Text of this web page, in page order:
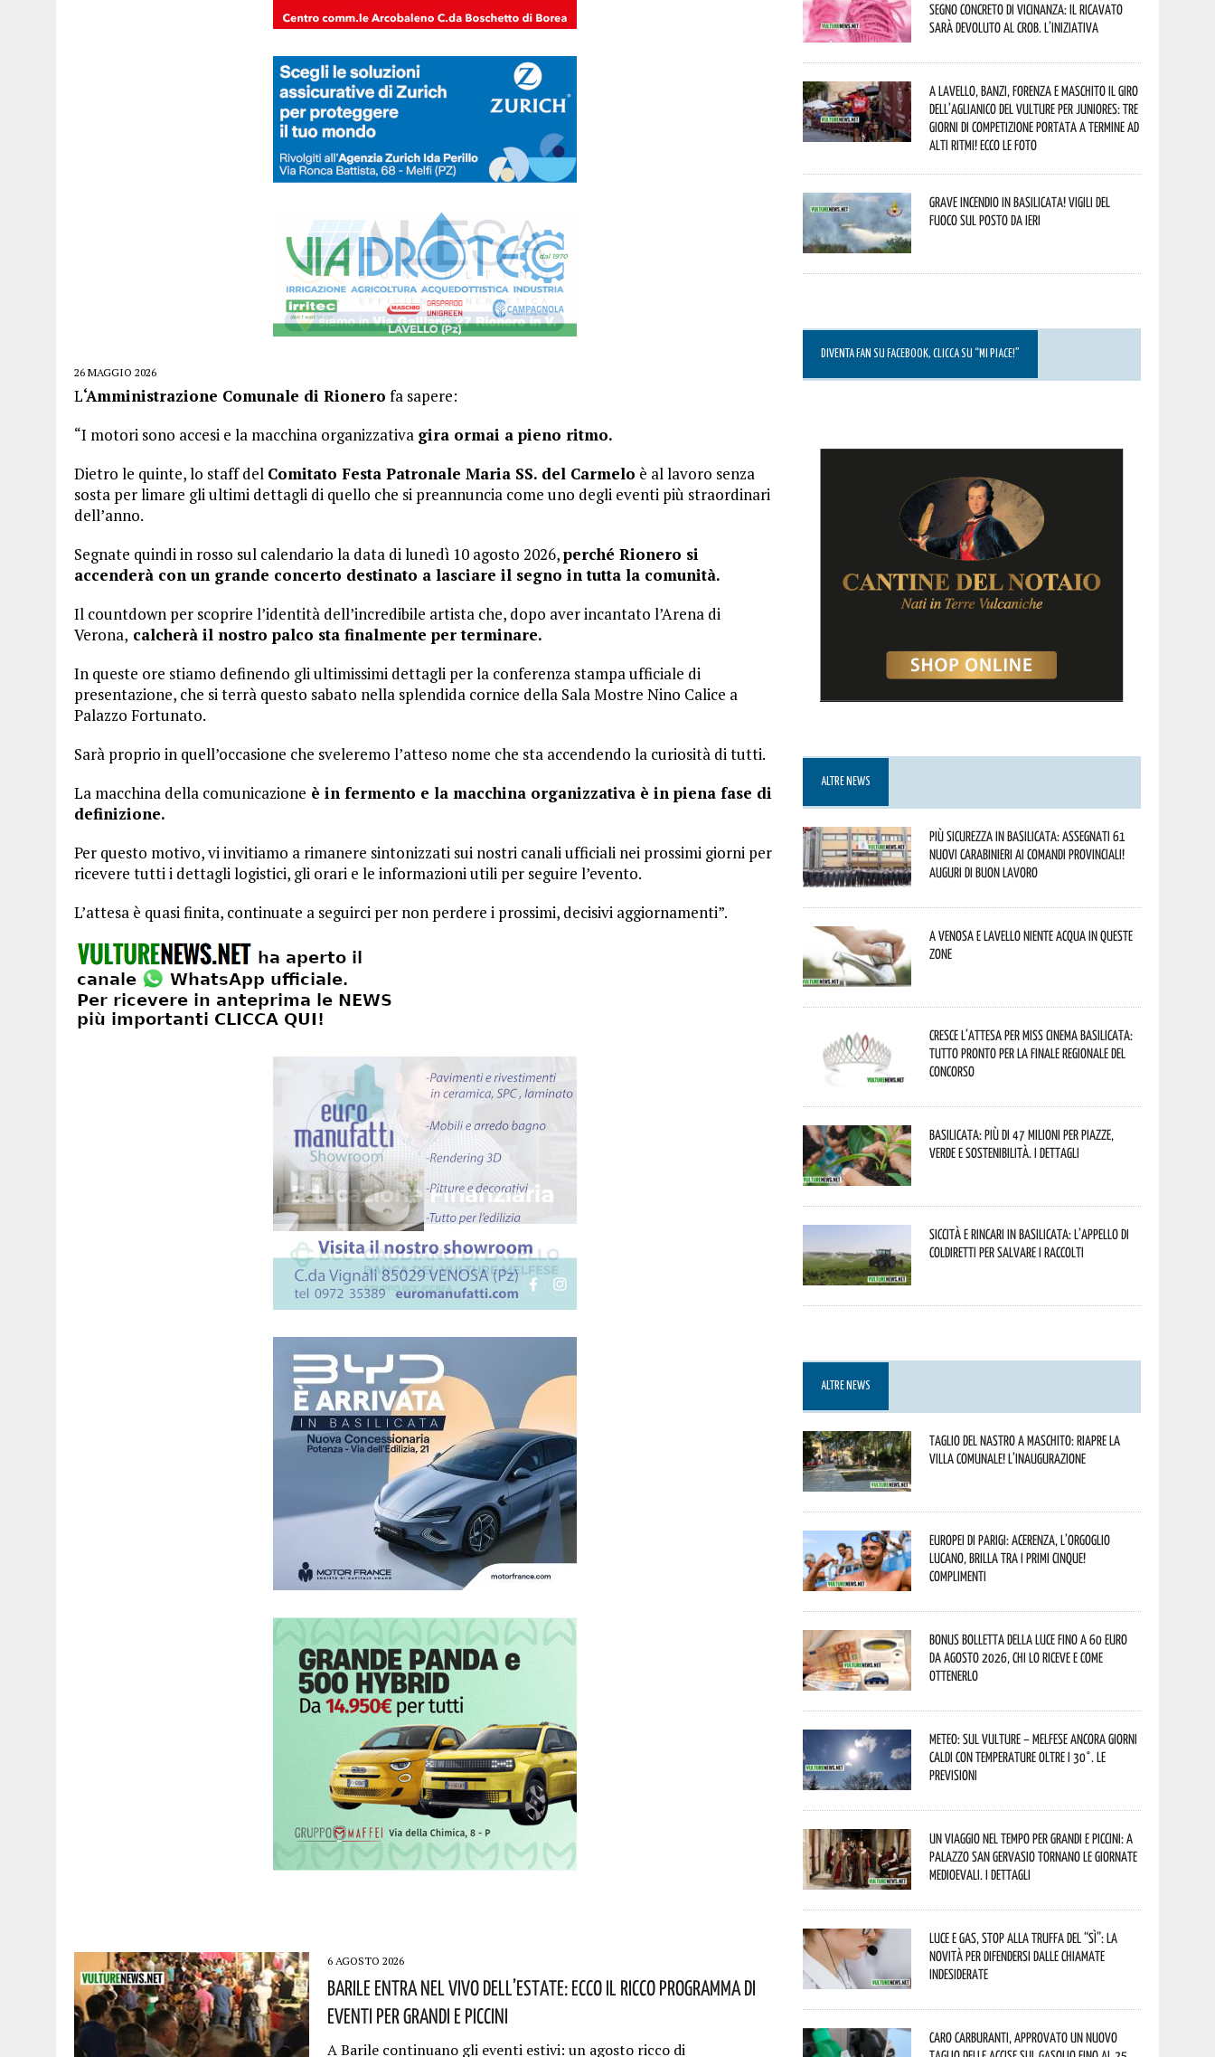
26 MAGGIO 2026
L‘Amministrazione Comunale di Rionero fa sapere:
“I motori sono accesi e la macchina organizzativa gira ormai a pieno ritmo.
Dietro le quinte, lo staff del Comitato Festa Patronale Maria SS. del Carmelo è al lavoro senza
sosta per limare gli ultimi dettagli di quello che si preannuncia come uno degli eventi più straordinari
dell’anno.
Segnate quindi in rosso sul calendario la data di lunedì 10 agosto 2026,perché Rionero si
accenderà con un grande concerto destinato a lasciare il segno in tutta la comunità.
Il countdown per scoprire l’identità dell’incredibile artista che, dopo aver incantato l’Arena di
Verona, calcherà il nostro palco sta finalmente per terminare.
In queste ore stiamo definendo gli ultimissimi dettagli per la conferenza stampa ufficiale di
presentazione, che si terrà questo sabato nella splendida cornice della Sala Mostre Nino Calice a
Palazzo Fortunato.
Sarà proprio in quell’occasione che sveleremo l’atteso nome che sta accendendo la curiosità di tutti.
La macchina della comunicazione è in fermento e la macchina organizzativa è in piena fase di
definizione.
Per questo motivo, vi invitiamo a rimanere sintonizzati sui nostri canali ufficiali nei prossimi giorni per
ricevere tutti i dettagli logistici, gli orari e le informazioni utili per seguire l’evento.
L’attesa è quasi finita, continuate a seguirci per non perdere i prossimi, decisivi aggiornamenti”.
6 AGOSTO 2026
Barile Entra Nel Vivo Dell’estate: Ecco Il Ricco Programma Di
Eventi Per Grandi E Piccini
A Barile continuano gli eventi estivi: un agosto ricco di
segno concreto di vicinanza: il ricavato
sarà devoluto al CROB. L’iniziativa
A Lavello, Banzi, Forenza e Maschito il Giro
dell’Aglianico del Vulture per juniores: tre
giorni di competizione portata a termine ad
alti ritmi! Ecco le foto
Grave incendio in Basilicata! Vigili del
fuoco sul posto da ieri
DIVENTA FAN SU FACEBOOK, CLICCA SU “MI PIACE!”
ALTRE NEWS
Più sicurezza in Basilicata: assegnati 61
nuovi Carabinieri ai Comandi provinciali!
Auguri di buon lavoro
A Venosa e Lavello niente acqua in queste
zone
Cresce l’attesa per Miss Cinema Basilicata:
tutto pronto per la finale regionale del
concorso
Basilicata: più di 47 milioni per piazze,
verde e sostenibilità. I dettagli
Siccità e rincari in Basilicata: l’appello di
Coldiretti per salvare i raccolti
ALTRE NEWS
Taglio del nastro a Maschito: riapre la
Villa Comunale! L’inaugurazione
Europei di Parigi: Acerenza, l’orgoglio
lucano, brilla tra i primi cinque!
Complimenti
Bonus bolletta della luce fino a 60 euro
da agosto 2026, chi lo riceve e come
ottenerlo
Meteo: sul Vulture – melfese ancora giorni
caldi con temperature oltre i 30°. Le
previsioni
Un viaggio nel tempo per grandi e piccini: a
Palazzo San Gervasio tornano le Giornate
Medioevali. I dettagli
Luce e gas, stop alla truffa del “Sì”: la
novità per difendersi dalle chiamate
indesiderate
Caro carburanti, approvato un nuovo